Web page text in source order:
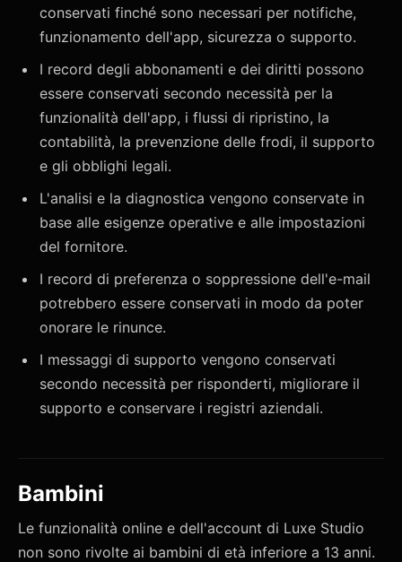
conservati finché sono necessari per notifiche,
funzionamento dell'app, sicurezza o supporto.
I record degli abbonamenti e dei diritti possono
essere conservati secondo necessità per la
funzionalità dell'app, i flussi di ripristino, la
contabilità, la prevenzione delle frodi, il supporto
e gli obblighi legali.
L'analisi e la diagnostica vengono conservate in
base alle esigenze operative e alle impostazioni
del fornitore.
I record di preferenza o soppressione dell'e-mail
potrebbero essere conservati in modo da poter
onorare le rinunce.
I messaggi di supporto vengono conservati
secondo necessità per risponderti, migliorare il
supporto e conservare i registri aziendali.
Bambini
Le funzionalità online e dell'account di Luxe Studio
non sono rivolte ai bambini di età inferiore a 13 anni.